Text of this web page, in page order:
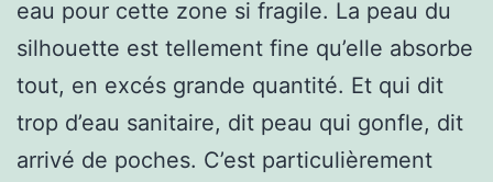
eau pour cette zone si fragile. La peau du
silhouette est tellement fine qu’elle absorbe
tout, en excés grande quantité. Et qui dit
trop d’eau sanitaire, dit peau qui gonfle, dit
arrivé de poches. C’est particulièrement